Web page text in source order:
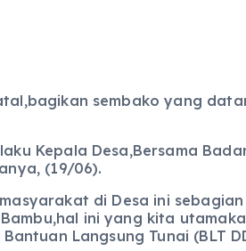
sembako yang
Kepala Desa,Bersama
(19/06).
di Desa ini
ini yang kita
Langsung Tunai (BLT